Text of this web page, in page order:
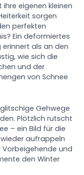
eigenen kleinen
sorgen
perfekten
Ein deformiertes
erinnert als an den
wie sich die
und der
von Schnee
Gehwege
Plötzlich rutscht
– ein Bild für die
aufrappeln
und
den Winter